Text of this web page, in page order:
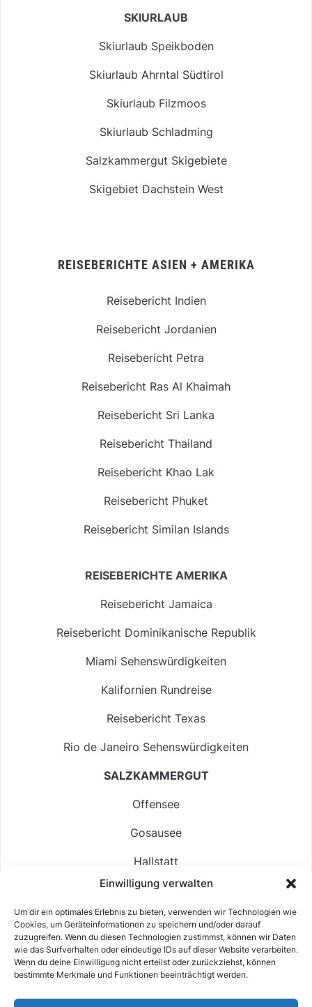
Einwilligung verwalten
Um dir ein optimales Erlebnis zu bieten, verwenden wir Technologien wie
Cookies, um Geräteinformationen zu speichern und/oder darauf
zuzugreifen. Wenn du diesen Technologien zustimmst, können wir Daten
wie das Surfverhalten oder eindeutige IDs auf dieser Website verarbeiten.
Wenn du deine Einwilligung nicht erteilst oder zurückziehst, können
bestimmte Merkmale und Funktionen beeinträchtigt werden.
SKIURLAUB
Skiurlaub Speikboden
Skiurlaub Ahrntal Südtirol
Skiurlaub Filzmoos
Skiurlaub Schladming
Salzkammergut Skigebiete
Skigebiet Dachstein West
REISEBERICHTE ASIEN + AMERIKA
Reisebericht Indien
Reisebericht Jordanien
Reisebericht Petra
Reisebericht Ras Al Khaimah
Reisebericht Sri Lanka
Reisebericht Thailand
Reisebericht Khao Lak
Reisebericht Phuket
Reisebericht Similan Islands
REISEBERICHTE AMERIKA
Reisebericht Jamaica
Reisebericht Dominikanische Republik
Miami Sehenswürdigkeiten
Kalifornien Rundreise
Reisebericht Texas
Rio de Janeiro Sehenswürdigkeiten
SALZKAMMERGUT
Offensee
Gosausee
Hallstatt
Langbathsee
Altausseer See
Hintersee